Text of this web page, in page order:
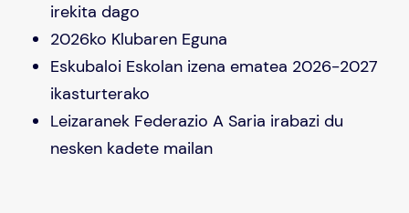
irekita dago
2026ko Klubaren Eguna
Eskubaloi Eskolan izena ematea 2026-2027
ikasturterako
Leizaranek Federazio A Saria irabazi du
nesken kadete mailan